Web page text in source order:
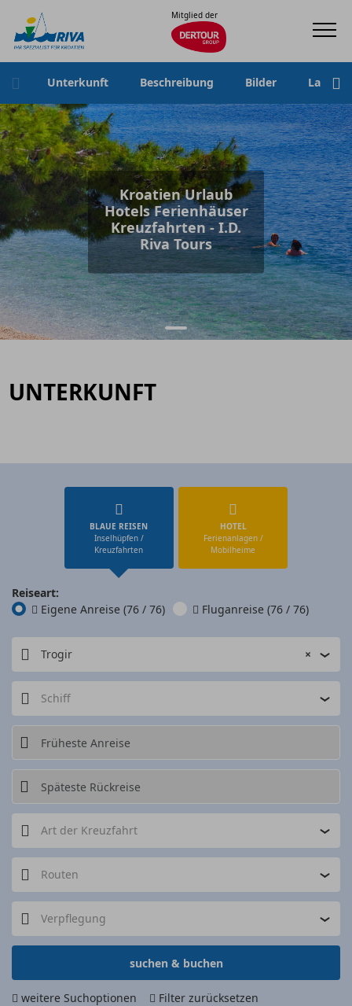
Mitglied der
Unterkunft Beschreibung Bilder Lage
Kroatien Urlaub
Hotels Ferienhäuser
Kreuzfahrten - I.D.
Riva Tours
UNTERKUNFT
BLAUE REISEN
Inselhüpfen /
Kreuzfahrten
HOTEL
Ferienanlagen /
Mobilheime
Reiseart:
Eigene Anreise(76 / 76) Fluganreise(76 / 76)
×
Trogir
Schiff
Art der Kreuzfahrt
Routen
Verpflegung
suchen & buchen
weitere Suchoptionen Filter zurücksetzen